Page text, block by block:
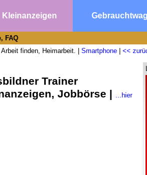
Kleinanzeigen
FAQ
finden, Heimarbeit. | Smartphone <<
Trainer
Jobbörse | ...hier